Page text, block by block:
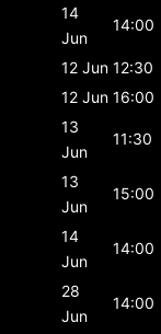
14
Jun
14:00
12 Jun 12:30
12 Jun 16:00
13
Jun
11:30
13
Jun
15:00
14
Jun
14:00
28
Jun
14:00